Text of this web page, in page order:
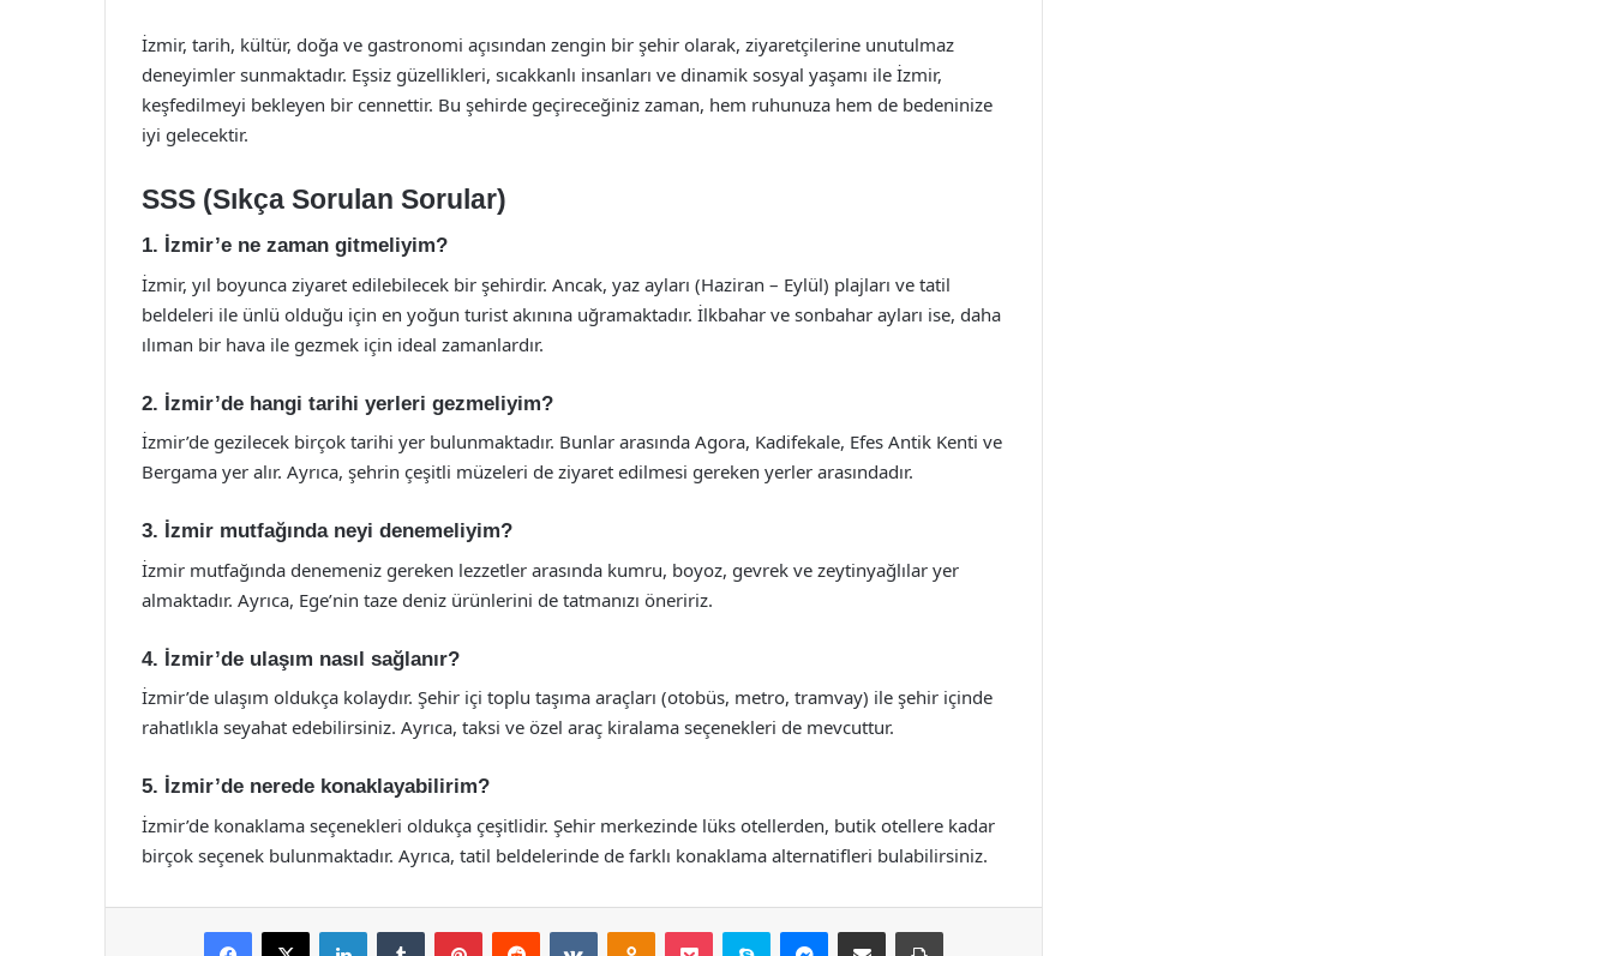
İzmir, tarih, kültür, doğa ve gastronomi açısından zengin bir şehir olarak, ziyaretçilerine unutulmaz
deneyimler sunmaktadır. Eşsiz güzellikleri, sıcakkanlı insanları ve dinamik sosyal yaşamı ile İzmir,
keşfedilmeyi bekleyen bir cennettir. Bu şehirde geçireceğiniz zaman, hem ruhunuza hem de bedeninize
iyi gelecektir.
SSS (Sıkça Sorulan Sorular)
1. İzmir’e ne zaman gitmeliyim?
İzmir, yıl boyunca ziyaret edilebilecek bir şehirdir. Ancak, yaz ayları (Haziran – Eylül) plajları ve tatil
beldeleri ile ünlü olduğu için en yoğun turist akınına uğramaktadır. İlkbahar ve sonbahar ayları ise, daha
ılıman bir hava ile gezmek için ideal zamanlardır.
2. İzmir’de hangi tarihi yerleri gezmeliyim?
İzmir’de gezilecek birçok tarihi yer bulunmaktadır. Bunlar arasında Agora, Kadifekale, Efes Antik Kenti ve
Bergama yer alır. Ayrıca, şehrin çeşitli müzeleri de ziyaret edilmesi gereken yerler arasındadır.
3. İzmir mutfağında neyi denemeliyim?
İzmir mutfağında denemeniz gereken lezzetler arasında kumru, boyoz, gevrek ve zeytinyağlılar yer
almaktadır. Ayrıca, Ege’nin taze deniz ürünlerini de tatmanızı öneririz.
4. İzmir’de ulaşım nasıl sağlanır?
İzmir’de ulaşım oldukça kolaydır. Şehir içi toplu taşıma araçları (otobüs, metro, tramvay) ile şehir içinde
rahatlıkla seyahat edebilirsiniz. Ayrıca, taksi ve özel araç kiralama seçenekleri de mevcuttur.
5. İzmir’de nerede konaklayabilirim?
İzmir’de konaklama seçenekleri oldukça çeşitlidir. Şehir merkezinde lüks otellerden, butik otellere kadar
birçok seçenek bulunmaktadır. Ayrıca, tatil beldelerinde de farklı konaklama alternatifleri bulabilirsiniz.
Facebook
X LinkedInTumblr PinterestReddit VKontakteOdnoklassniki
Pocket Skype Messenger
E-Posta ile paylaş Yazdır